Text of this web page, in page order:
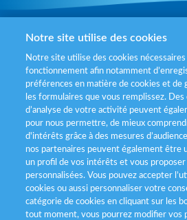
Mentions
Politiques de gestion
Politique données
Services
Déclaration
Notre site utilise des cookies
Notre site utilise des cookies nécessaires
fonctionnement afin notamment
préférences en matière de cookies et de
les formulaires que vous remplissez. Des
d’analyse de votre activité peuvent
pour nous permettre, de mieux
d'intérêts grâce à des mesures
nos partenaires peuvent également être
un profil de vos intérêts et vous proposer
personnalisées. Vous pouvez accepter
cookies ou aussi personnaliser votre
catégorie de cookies en cliquant sur les
tout moment, vous pourrez modifier vos